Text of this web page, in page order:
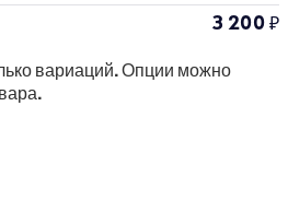
3 200₽
вариаций. Опции можно